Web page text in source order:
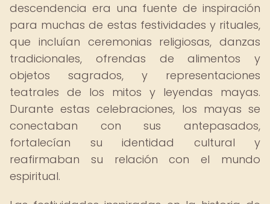
descendencia era una fuente de inspiración
para muchas de estas festividades y rituales,
que incluían ceremonias religiosas, danzas
tradicionales, ofrendas de alimentos y
objetos sagrados, y representaciones
teatrales de los mitos y leyendas mayas.
Durante estas celebraciones, los mayas se
conectaban con sus antepasados,
fortalecían su identidad cultural y
reafirmaban su relación con el mundo
espiritual.